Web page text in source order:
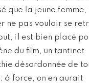
que la jeune femme,
ne pas vouloir se
il est bien placé
du film, un tantinet
désordonnée de
à force, on en aurait